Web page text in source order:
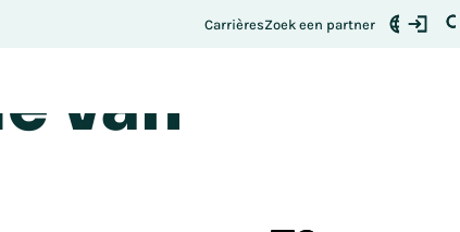
CarrièresZoek een partner
van